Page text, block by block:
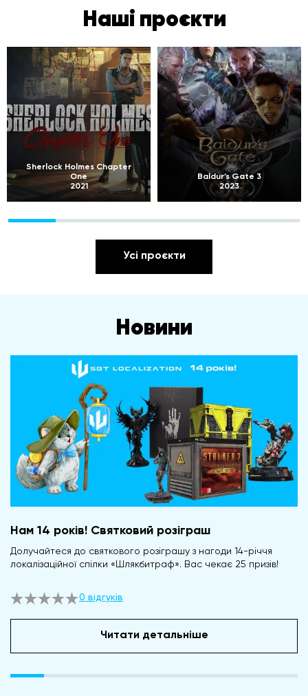
Наші проєкти
Sherlock Holmes Chapter
One
2021
Baldur’s Gate 3
2023
Усі проєкти
Новини
Нам 14 років! Святковий розіграш
Долучайтеся до святкового розіграшу з нагоди 14-річчя
локалізаційної спілки «Шлякбитраф». Вас чекає 25 призів!
0 відгуків
Читати детальніше